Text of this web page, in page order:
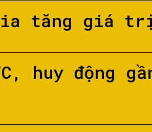
Gia tăng giá
huy động